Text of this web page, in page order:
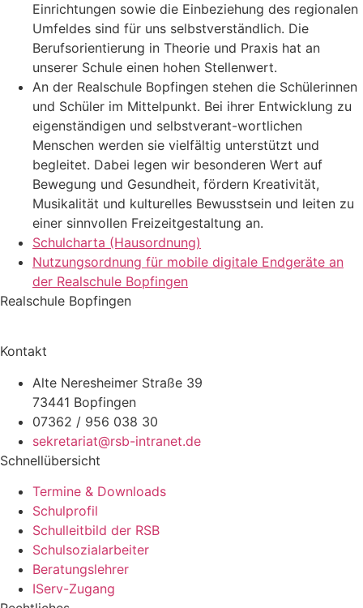
Einrichtungen sowie die Einbeziehung des regionalen
Umfeldes sind für uns selbstverständlich. Die
Berufsorientierung in Theorie und Praxis hat an
unserer Schule einen hohen Stellenwert.
An der Realschule Bopfingen stehen die Schülerinnen
und Schüler im Mittelpunkt. Bei ihrer Entwicklung zu
eigenständigen und selbstverant-wortlichen
Menschen werden sie vielfältig unterstützt und
begleitet. Dabei legen wir besonderen Wert auf
Bewegung und Gesundheit, fördern Kreativität,
Musikalität und kulturelles Bewusstsein und leiten zu
einer sinnvollen Freizeitgestaltung an.
Schulcharta (Hausordnung)
Nutzungsordnung für mobile digitale Endgeräte an
der Realschule Bopfingen
Realschule Bopfingen
Kontakt
Alte Neresheimer Straße 39
73441 Bopfingen
07362 / 956 038 30
sekretariat@rsb-intranet.de
Schnellübersicht
Termine & Downloads
Schulprofil
Schulleitbild der RSB
Schulsozialarbeiter
Beratungslehrer
IServ-Zugang